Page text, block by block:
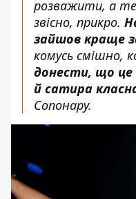
розважити, а те
звісно, прикро.
зайшов краще
комусь смішно,
донести, що це
й сатира
Сопонару.